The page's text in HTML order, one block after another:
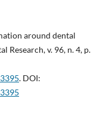
around dental
Research, v. 96, n. 4, p.
. DOI: